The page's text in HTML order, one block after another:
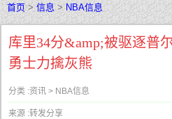
首页>信息>NBA信息
库里34分&amp;被驱逐普
勇士力擒灰熊
分类 :资讯 > NBA信息
来源 :转发分享